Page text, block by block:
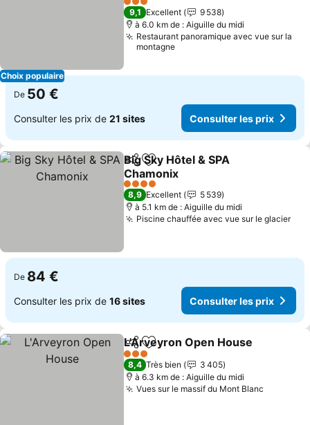
Choix populaire
3 Étoiles
9,1 Excellent
9 538
à 6.0 km de : Aiguille du midi
Restaurant panoramique avec vue sur la
montagne
De 50 €
Consulter les prix de 21 sites Consulter les prix
PartagerAjouter à mes favoris
Big Sky Hôtel & SPA
Chamonix
4 Étoiles
8,9 Excellent
5 539
à 5.1 km de : Aiguille du midi
Piscine chauffée avec vue sur le glacier
De 84 €
Consulter les prix de 16 sites Consulter les prix
PartagerAjouter à mes favoris
L'Arveyron Open House
3 Étoiles
8,4 Très bien
3 405
à 6.3 km de : Aiguille du midi
Vues sur le massif du Mont Blanc